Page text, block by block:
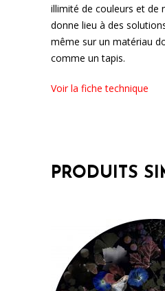
illimité de couleurs et de
donne lieu à des
même sur un matériau
comme un tapis.
Voir la fiche technique
PRODUITS